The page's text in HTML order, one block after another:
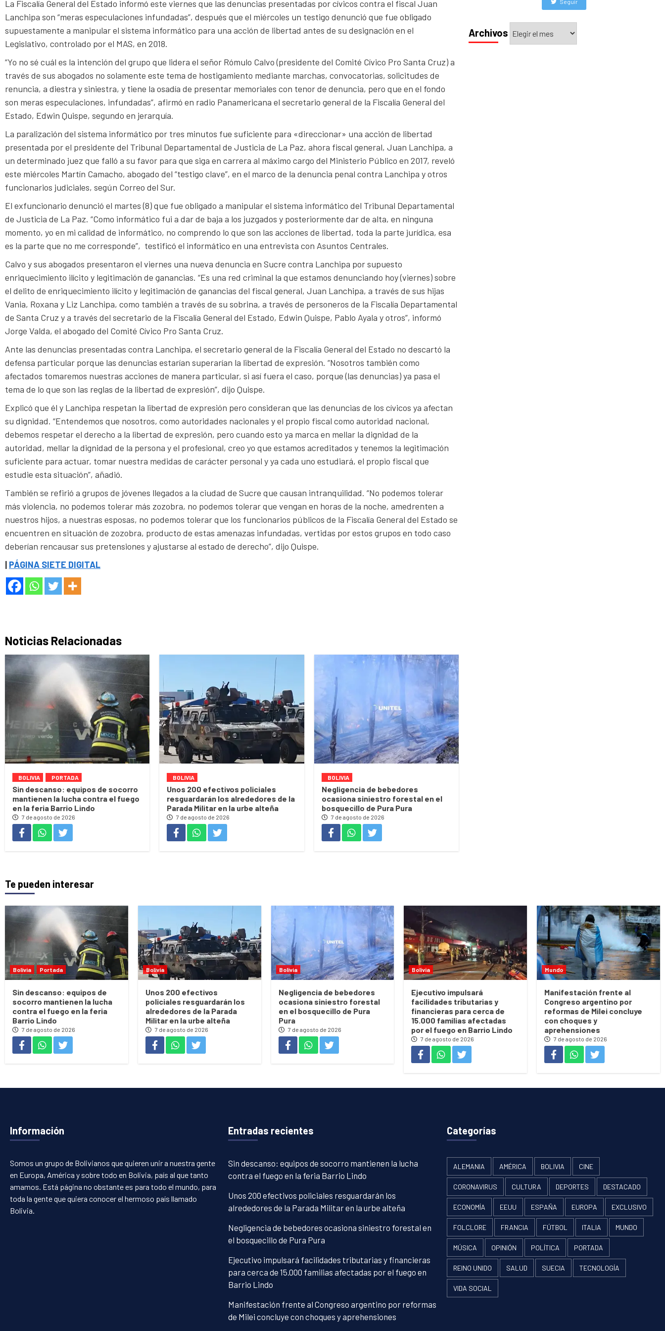
La Fiscalía General del Estado informó este viernes que las denuncias presentadas por cívicos contra el fiscal Juan
Lanchipa son “meras especulaciones infundadas”, después que el miércoles un testigo denunció que fue obligado
supuestamente a manipular el sistema informático para una acción de libertad antes de su designación en el
Legislativo, controlado por el MAS, en 2018.
“Yo no sé cuál es la intención del grupo que lidera el señor Rómulo Calvo (presidente del Comité Cívico Pro Santa Cruz) a
través de sus abogados no solamente este tema de hostigamiento mediante marchas, convocatorias, solicitudes de
renuncia, a diestra y siniestra, y tiene la osadía de presentar memoriales con tenor de denuncia, pero que en el fondo
son meras especulaciones, infundadas”, afirmó en radio Panamericana el secretario general de la Fiscalía General del
Estado, Edwin Quispe, segundo en jerarquía.
La paralización del sistema informático por tres minutos fue suficiente para «direccionar» una acción de libertad
presentada por el presidente del Tribunal Departamental de Justicia de La Paz, ahora fiscal general, Juan Lanchipa, a
un determinado juez que falló a su favor para que siga en carrera al máximo cargo del Ministerio Público en 2017, reveló
este miércoles Martín Camacho, abogado del “testigo clave”, en el marco de la denuncia penal contra Lanchipa y otros
funcionarios judiciales, según Correo del Sur.
El exfuncionario denunció el martes (8) que fue obligado a manipular el sistema informático del Tribunal Departamental
de Justicia de La Paz. “Como informático fui a dar de baja a los juzgados y posteriormente dar de alta, en ninguna
momento, yo en mi calidad de informático, no comprendo lo que son las acciones de libertad, toda la parte jurídica, esa
es la parte que no me corresponde”, testificó el informático en una entrevista con Asuntos Centrales.
Calvo y sus abogados presentaron el viernes una nueva denuncia en Sucre contra Lanchipa por supuesto
enriquecimiento ilícito y legitimación de ganancias. “Es una red criminal la que estamos denunciando hoy (viernes) sobre
el delito de enriquecimiento ilícito y legitimación de ganancias del fiscal general, Juan Lanchipa, a través de sus hijas
Vania, Roxana y Liz Lanchipa, como también a través de su sobrina, a través de personeros de la Fiscalía Departamental
de Santa Cruz y a través del secretario de la Fiscalía General del Estado, Edwin Quispe, Pablo Ayala y otros”, informó
Jorge Valda, el abogado del Comité Cívico Pro Santa Cruz.
Ante las denuncias presentadas contra Lanchipa, el secretario general de la Fiscalía General del Estado no descartó la
defensa particular porque las denuncias estarían superarían la libertad de expresión. “Nosotros también como
afectados tomaremos nuestras acciones de manera particular, si así fuera el caso, porque (las denuncias) ya pasa el
tema de lo que son las reglas de la libertad de expresión”, dijo Quispe.
Explicó que él y Lanchipa respetan la libertad de expresión pero consideran que las denuncias de los cívicos ya afectan
su dignidad. “Entendemos que nosotros, como autoridades nacionales y el propio fiscal como autoridad nacional,
debemos respetar el derecho a la libertad de expresión, pero cuando esto ya marca en mellar la dignidad de la
autoridad, mellar la dignidad de la persona y el profesional, creo yo que estamos acreditados y tenemos la legitimación
suficiente para actuar, tomar nuestra medidas de carácter personal y ya cada uno estudiará, el propio fiscal que
estudie esta situación”, añadió.
También se refirió a grupos de jóvenes llegados a la ciudad de Sucre que causan intranquilidad. “No podemos tolerar
más violencia, no podemos tolerar más zozobra, no podemos tolerar que vengan en horas de la noche, amedrenten a
nuestros hijos, a nuestras esposas, no podemos tolerar que los funcionarios públicos de la Fiscalía General del Estado se
encuentren en situación de zozobra, producto de estas amenazas infundadas, vertidas por estos grupos en todo caso
deberían rencausar sus pretensiones y ajustarse al estado de derecho”, dijo Quispe.
| PÁGINA SIETE DIGITAL
Noticias Relacionadas
BOLIVIA PORTADA
Sin descanso: equipos de socorro
mantienen la lucha contra el fuego
en la feria Barrio Lindo
7 de agosto de 2026
BOLIVIA
Unos 200 efectivos policiales
resguardarán los alrededores de la
Parada Militar en la urbe alteña
7 de agosto de 2026
BOLIVIA
Negligencia de bebedores
ocasiona siniestro forestal en el
bosquecillo de Pura Pura
7 de agosto de 2026
Archivos
Archivos
Te pueden interesar
Bolivia Portada
Sin descanso: equipos de
socorro mantienen la lucha
contra el fuego en la feria
Barrio Lindo
7 de agosto de 2026
Bolivia
Unos 200 efectivos
policiales resguardarán los
alrededores de la Parada
Militar en la urbe alteña
7 de agosto de 2026
Bolivia
Negligencia de bebedores
ocasiona siniestro forestal
en el bosquecillo de Pura
Pura
7 de agosto de 2026
Bolivia
Ejecutivo impulsará
facilidades tributarias y
financieras para cerca de
15.000 familias afectadas
por el fuego en Barrio Lindo
7 de agosto de 2026
Mundo
Manifestación frente al
Congreso argentino por
reformas de Milei concluye
con choques y
aprehensiones
7 de agosto de 2026
Información
Somos un grupo de Bolivianos que quieren unir a nuestra gente
en Europa, América y sobre todo en Bolivia, país al que tanto
amamos. Está página no obstante es para todo el mundo, para
toda la gente que quiera conocer el hermoso país llamado
Bolivia.
Entradas recientes
Sin descanso: equipos de socorro mantienen la lucha
contra el fuego en la feria Barrio Lindo
Unos 200 efectivos policiales resguardarán los
alrededores de la Parada Militar en la urbe alteña
Negligencia de bebedores ocasiona siniestro forestal en
el bosquecillo de Pura Pura
Ejecutivo impulsará facilidades tributarias y financieras
para cerca de 15.000 familias afectadas por el fuego en
Barrio Lindo
Manifestación frente al Congreso argentino por reformas
de Milei concluye con choques y aprehensiones
Categorías
ALEMANIA AMÉRICA BOLIVIA CINE
CORONAVIRUS CULTURA DEPORTES DESTACADO
ECONOMÍA EEUU ESPAÑA EUROPA EXCLUSIVO
FOLCLORE FRANCIA FÚTBOL ITALIA MUNDO
MÚSICA OPINIÓN POLÍTICA PORTADA
REINO UNIDO SALUD SUECIA TECNOLOGÍA
VIDA SOCIAL